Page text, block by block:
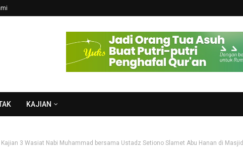
KAJIAN
Kajian 3 Wasiat Nabi Muhammad bersama Ustadz Setiono Slamet Abu Hanan di Masjid